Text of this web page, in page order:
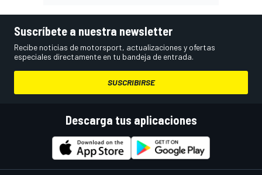
Suscríbete a nuestra newsletter
Recibe noticias de motorsport, actualizaciones y ofertas
especiales directamente en tu bandeja de entrada.
SUSCRIBIRSE
Descarga tus aplicaciones